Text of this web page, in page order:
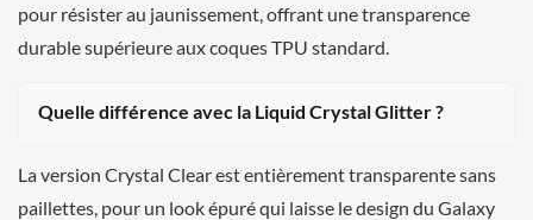
pour résister au jaunissement, offrant une transparence
durable supérieure aux coques TPU standard.
Quelle différence avec la Liquid Crystal Glitter ?
La version Crystal Clear est entièrement transparente sans
paillettes, pour un look épuré qui laisse le design du Galaxy